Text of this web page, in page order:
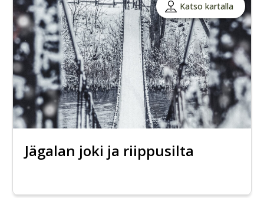
Katso kartalla
Jägalan joki ja riippusilta